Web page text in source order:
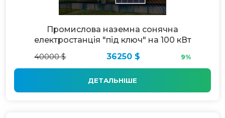
Промислова наземна сонячна
електростанція "під ключ" на 100 кВт
40000 $
36250 $ 9%
ДЕТАЛЬНІШЕ